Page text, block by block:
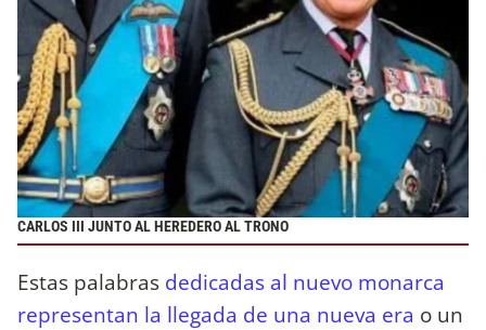
CARLOS III JUNTO AL HEREDERO AL TRONO
Estas palabras dedicadas al nuevo monarca
representan la llegada de una nueva era o un